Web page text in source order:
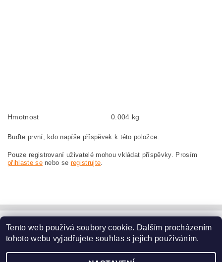
Hmotnost 0.004 kg
Buďte první, kdo napíše příspěvek k této položce.
Pouze registrovaní uživatelé mohou vkládat příspěvky. Prosím
přihlaste senebo se registrujte.
www.dodilny.cz
www.nahradni-uhliky.cz, všechna práva vyhrazena
Tento web používá soubory cookie. Dalším procházením
tohoto webu vyjadřujete souhlas s jejich používáním.